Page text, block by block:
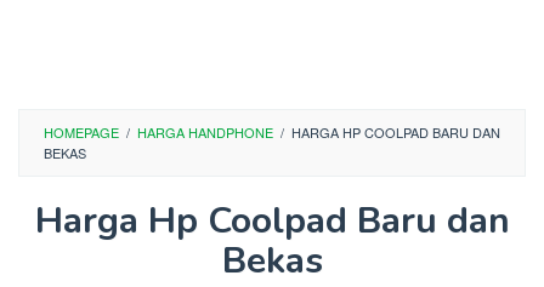
HOMEPAGE / HARGA HANDPHONE / HARGA HP COOLPAD BARU DAN
BEKAS
Harga Hp Coolpad Baru dan
Bekas